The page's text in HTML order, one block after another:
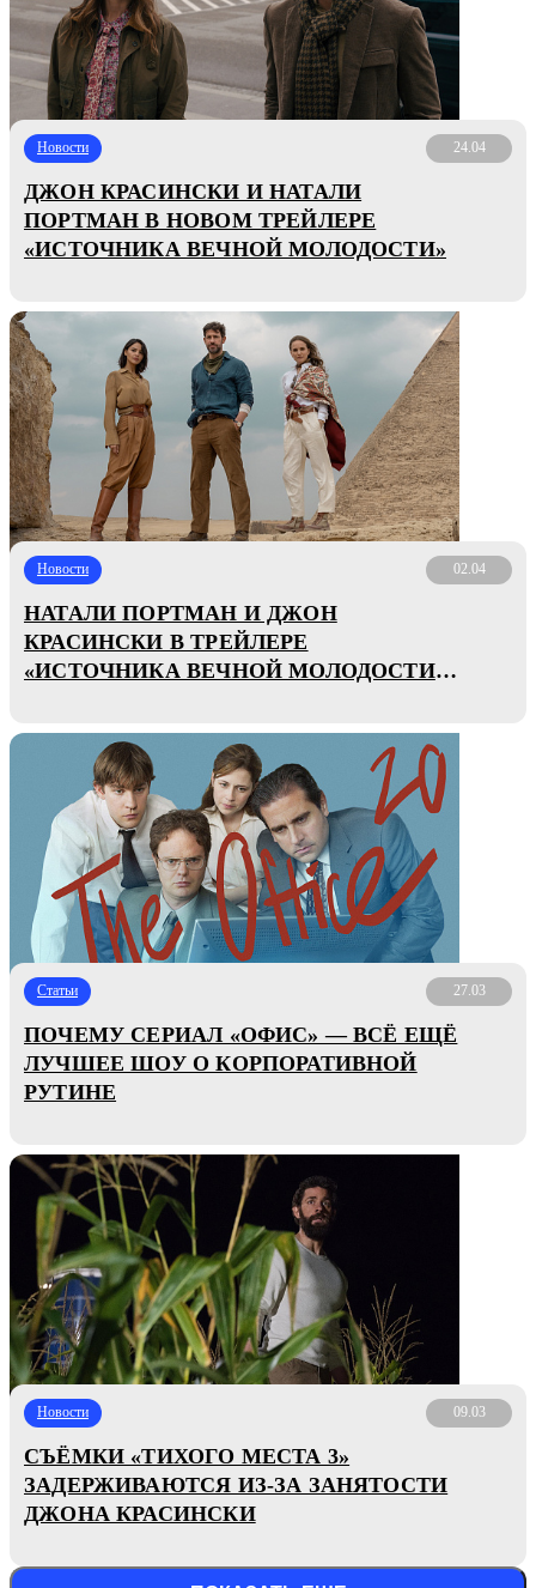
Новости 24.04
ДЖОН КРАСИНСКИ И НАТАЛИ
ПОРТМАН В НОВОМ ТРЕЙЛЕРЕ
«ИСТОЧНИКА ВЕЧНОЙ МОЛОДОСТИ»
Новости 02.04
НАТАЛИ ПОРТМАН И ДЖОН
КРАСИНСКИ В ТРЕЙЛЕРЕ
«ИСТОЧНИКА ВЕЧНОЙ МОЛОДОСТИ»
Статьи 27.03
ПОЧЕМУ СЕРИАЛ «ОФИС» — ВСЁ ЕЩЁ
ЛУЧШЕЕ ШОУ О КОРПОРАТИВНОЙ
РУТИНЕ
Новости 09.03
СЪЁМКИ «ТИХОГО МЕСТА 3»
ЗАДЕРЖИВАЮТСЯ ИЗ-ЗА ЗАНЯТОСТИ
ДЖОНА КРАСИНСКИ